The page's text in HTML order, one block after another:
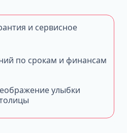
улыбки
и сервисное
по срокам и финансам